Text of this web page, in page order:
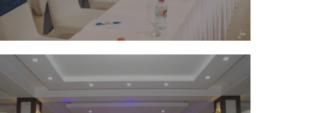
được chuẩn bị và thực